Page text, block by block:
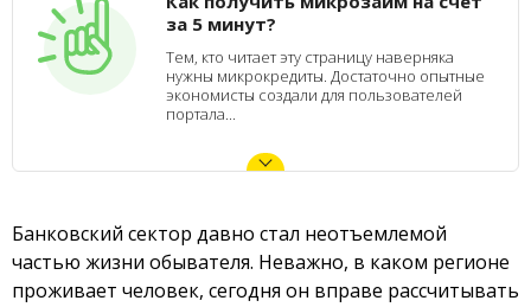
за 5 минут?
Тем, кто читает эту страницу наверняка
нужны микрокредиты. Достаточно опытные
экономисты создали для пользователей
портала...
Банковский сектор давно стал неотъемлемой
частью жизни обывателя. Неважно, в каком регионе
проживает человек, сегодня он вправе рассчитывать